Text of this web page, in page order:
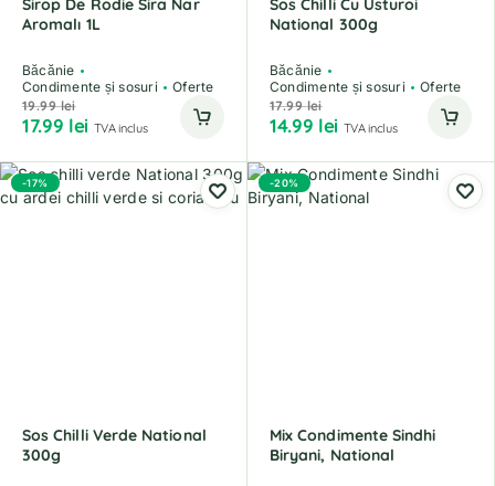
Sirop De Rodie Sira Nar
Aromalı 1L
Băcănie
Condimente și sosuri
Oferte
19.99lei
17.99 lei TVA inclus
Sos Chilli Cu Usturoi
National 300g
Băcănie
Condimente și sosuri
Oferte
17.99lei
14.99 lei TVA inclus
-17%
Sos Chilli Verde National
300g
-20%
Mix Condimente Sindhi
Biryani, National